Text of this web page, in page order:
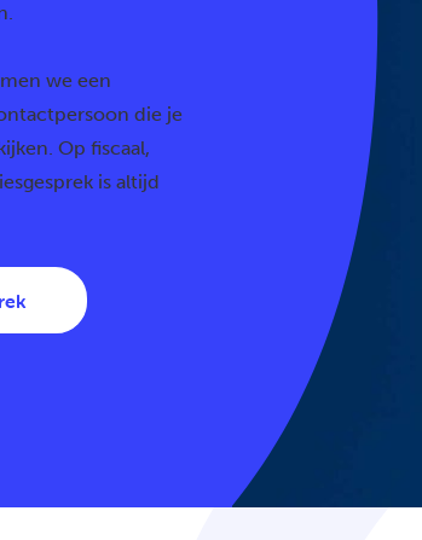
we een
die je
Op fiscaal,
is altijd